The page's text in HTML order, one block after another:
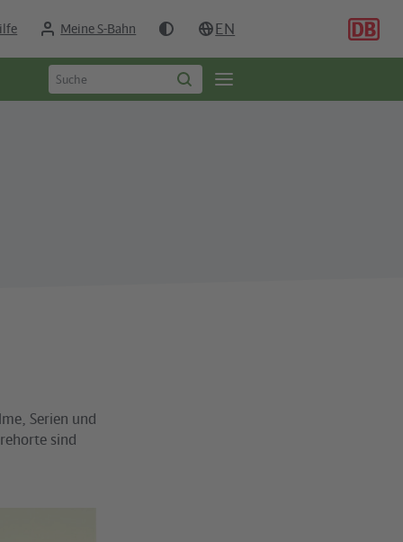
Meine S-Bahn EN
Suchbegriff
eingeben
Suche
starten
Öffne
Seitennavigation
Serien und
sind